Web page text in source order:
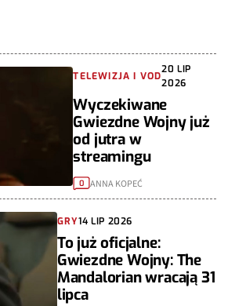
TELEWIZJA I VOD
20 LIP
2026
Wyczekiwane
Gwiezdne Wojny już
od jutra w
streamingu
0 ANNA KOPEĆ
GRY14 LIP 2026
To już oficjalne:
Gwiezdne Wojny: The
Mandalorian wracają 31
lipca